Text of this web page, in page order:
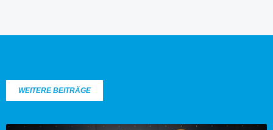
WEITERE BEITRÄGE